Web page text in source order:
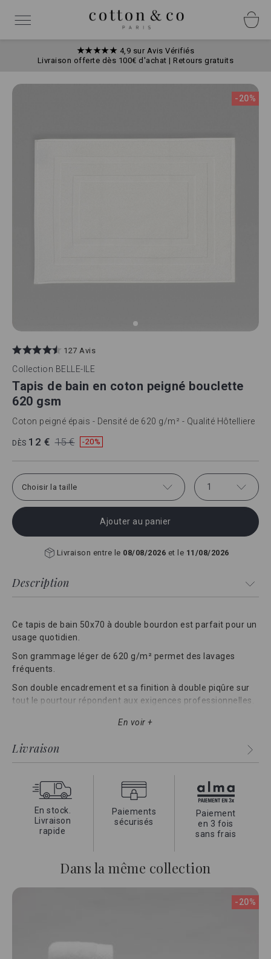
contenu
Basculer
★★★★★ 4,9 sur Avis Vérifiés
Livraison offerte dès 100€ d'achat | Retours gratuits
127 Avis
Collection BELLE-ILE
Tapis de bain en coton peigné bouclette
620 gsm
Coton peigné épais - Densité de 620 g/m² - Qualité Hôtelliere
DÈS 12 € 15 € -20%
Choisir la taille 1
Ajouter au panier
Livraison entre le 08/08/2026 et le 11/08/2026
Description
Ce tapis de bain 50x70 à double bourdon est parfait pour un
usage quotidien.
Son grammage léger de 620 g/m² permet des lavages
fréquents.
Son double encadrement et sa finition à double piqûre sur
tout le pourtour répondent aux exigences professionnelles.
En voir +
Livraison
En stock.
Livraison
rapide
Paiements
sécurisés
Paiement
en 3 fois
sans frais
Skip
-20%
to
the
beginning
the
images
gallery
Dans la même collection
-20%